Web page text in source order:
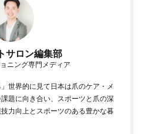
サロン編集部
ニング専門メディア
世界的に見て日本は爪のケア・メ
題に向き合い、スポーツと爪の深
力向上とスポーツのある豊かな暮